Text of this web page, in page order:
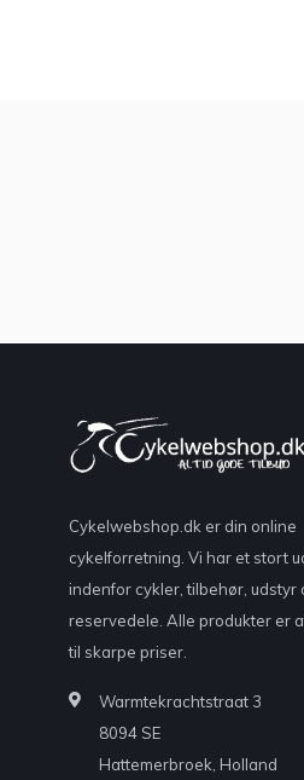
Cykelwebshop.dk er din online
cykelforretning. Vi har et stort
indenfor cykler, tilbehør, udstyr
reservedele. Alle produkter er
til skarpe priser.
Warmtekrachtstraat 3
8094 SE
Hattemerbroek, Holland